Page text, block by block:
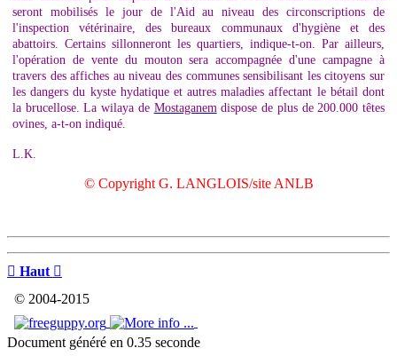
seront mobilisés le jour de l'Aid au niveau des circonscriptions de
l'inspection vétérinaire, des bureaux communaux d'hygiène et des
abattoirs. Certains sillonneront les quartiers, indique-t-on. Par ailleurs,
l'opération de vente du mouton sera accompagnée d'une campagne à
travers des affiches au niveau des communes sensibilisant les citoyens sur
les dangers du kyste hydatique et autres maladies affectant le bétail dont
la brucellose. La wilaya de Mostaganemdispose de plus de 200.000 têtes
ovines, a-t-on indiqué.
L.K.
© Copyright G. LANGLOIS/site ANLB
 Haut 
© 2004-2015
Document généré en 0.35 seconde